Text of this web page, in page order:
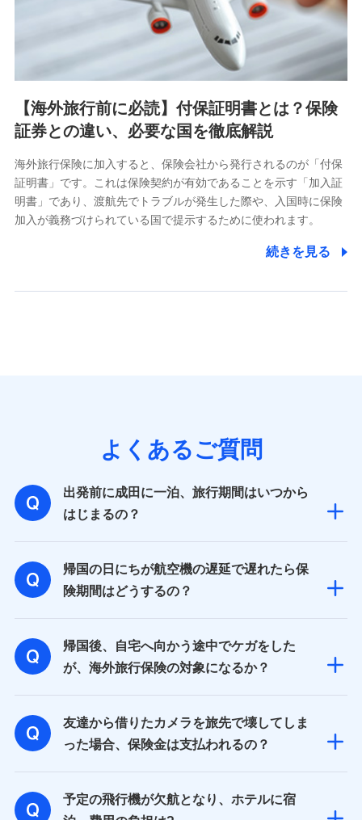
【海外旅行前に必読】付保証明書とは？保険
証券との違い、必要な国を徹底解説
海外旅行保険に加入すると、保険会社から発行されるのが「付保
証明書」です。これは保険契約が有効であることを示す「加入証
明書」であり、渡航先でトラブルが発生した際や、入国時に保険
加入が義務づけられている国で提示するために使われます。
続きを見る
よくあるご質問
出発前に成田に一泊、旅行期間はいつから
はじまるの？
帰国の日にちが航空機の遅延で遅れたら保
険期間はどうするの？
帰国後、自宅へ向かう途中でケガをした
が、海外旅行保険の対象になるか？
友達から借りたカメラを旅先で壊してしま
った場合、保険金は支払われるの？
予定の飛行機が欠航となり、ホテルに宿